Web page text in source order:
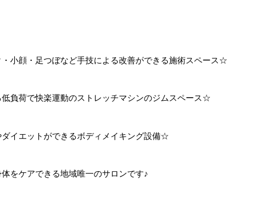
小顔・足つぼなど手技による改善ができる施術スペース☆
負荷で快楽運動のストレッチマシンのジムスペース☆
イエットができるボディメイキング設備☆
をケアできる地域唯一のサロンです♪